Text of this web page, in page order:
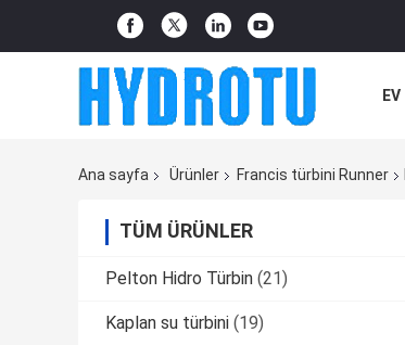
EV
Ana sayfa Ürünler Francis türbini Runner
TÜM ÜRÜNLER
Pelton Hidro Türbin (21)
Kaplan su türbini (19)